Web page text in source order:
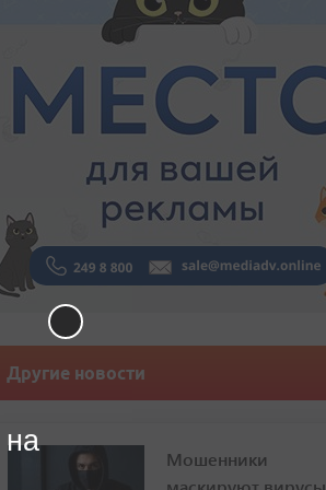
Другие новости
Мошенники